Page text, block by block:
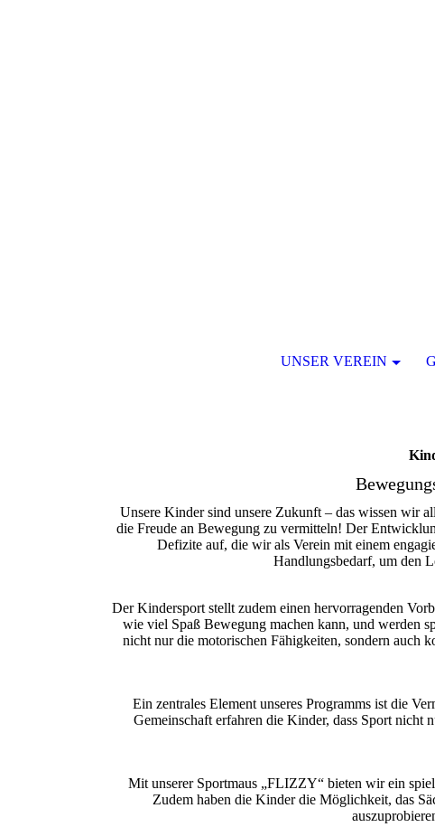
UNSER VEREIN
Unsere Kinder sind unsere Zukunft – das wissen wir
die Freude an Bewegung zu vermitteln! Der
Defizite auf, die wir als Verein mit einem
Handlungsbedarf, um den
Der Kindersport stellt zudem einen hervorragenden
wie viel Spaß Bewegung machen kann, und werden
nicht nur die motorischen Fähigkeiten, sondern auch
Ein zentrales Element unseres Programms ist die
Gemeinschaft erfahren die Kinder, dass Sport nicht
Mit unserer Sportmaus „FLIZZY“ bieten wir ein
Zudem haben die Kinder die Möglichkeit, das